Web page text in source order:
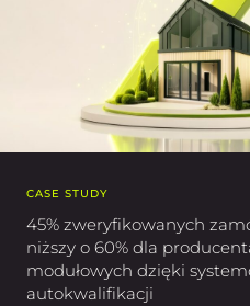
CASE STUDY
45% zweryfikowanych
niższy o 60% dla
modułowych dzięki
autokwalifikacji